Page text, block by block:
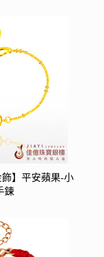
飾】平安蘋果-小
鍊